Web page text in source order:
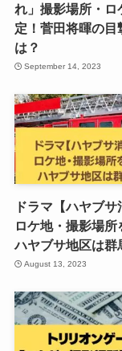
れ」撮影場所・ロ
定！菅田将暉の目
は？
September 14, 2023
ドラマ【ハヤブサ
ロケ地・撮影場所
ハヤブサ地区は群
August 13, 2023